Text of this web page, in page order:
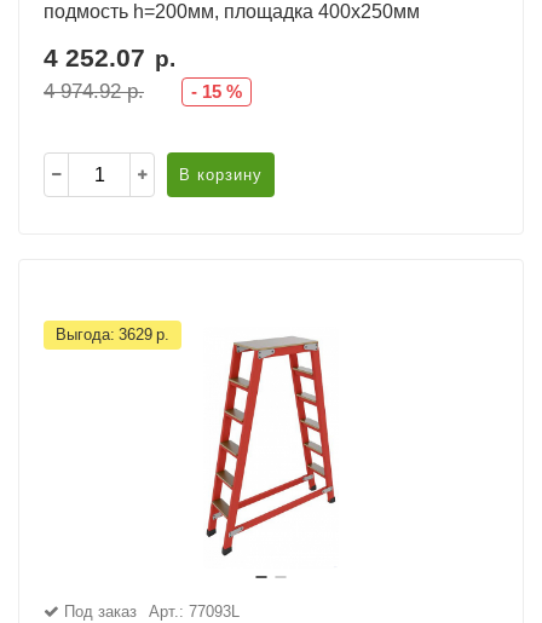
подмость h=200мм, площадка 400х250мм
4 252.07 р.
4 974.92р. - 15 %
В корзину
Выгода: 3629 р.
Под заказ Арт.: 77093L